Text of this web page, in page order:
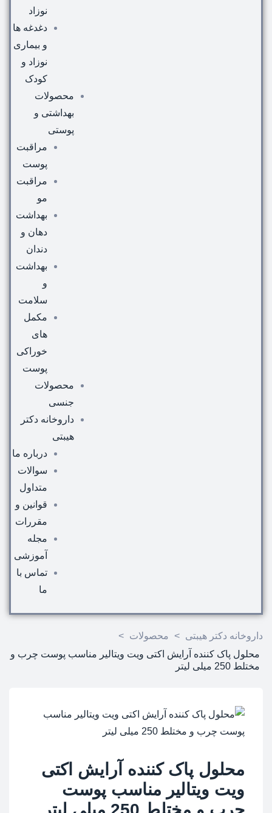
نوزاد
دغدغه ها
و بیماری
نوزاد و
کودک
محصولات
بهداشتی و
پوستی
مراقبت
پوست
مراقبت
مو
بهداشت
دهان و
دندان
بهداشت
و
سلامت
مکمل
های
خوراکی
پوست
محصولات
جنسی
داروخانه دکتر
هیبتی
درباره ما
سوالات
متداول
قوانین و
مقررات
مجله
آموزشی
تماس با
ما
داروخانه دکتر هیبتی > محصولات >
محلول پاک کننده آرایش اکتی ویت ویتالیر مناسب پوست چرب و
مختلط 250 میلی لیتر
محلول پاک کننده آرایش اکتی
ویت ویتالیر مناسب پوست